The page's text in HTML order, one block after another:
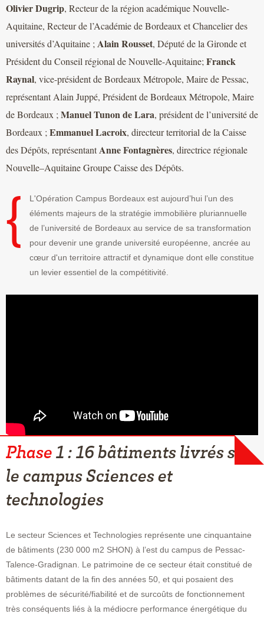
Olivier Dugrip, Recteur de la région académique Nouvelle-
Aquitaine, Recteur de l’Académie de Bordeaux et Chancelier des
universités d’Aquitaine ; Alain Rousset, Député de la Gironde et
Président du Conseil régional de Nouvelle-Aquitaine; Franck
Raynal, vice-président de Bordeaux Métropole, Maire de Pessac,
représentant Alain Juppé, Président de Bordeaux Métropole, Maire
de Bordeaux ; Manuel Tunon de Lara, président de l’université de
Bordeaux ; Emmanuel Lacroix, directeur territorial de la Caisse
des Dépôts, représentantAnne Fontagnères, directrice régionale
Nouvelle–Aquitaine Groupe Caisse des Dépôts.
L'Opération Campus Bordeaux est aujourd’hui l’un des
éléments majeurs de la stratégie immobilière pluriannuelle
de l’université de Bordeaux au service de sa transformation
pour devenir une grande université européenne, ancrée au
cœur d'un territoire attractif et dynamique dont elle constitue
un levier essentiel de la compétitivité.
Phase 1 : 16 bâtiments livrés sur
le campus Sciences et
technologies
Le secteur Sciences et Technologies représente une cinquantaine
de bâtiments (230 000 m2 SHON) à l’est du campus de Pessac-
Talence-Gradignan. Le patrimoine de ce secteur était constitué de
bâtiments datant de la fin des années 50, et qui posaient des
problèmes de sécurité/fiabilité et de surcoûts de fonctionnement
très conséquents liés à la médiocre performance énergétique du